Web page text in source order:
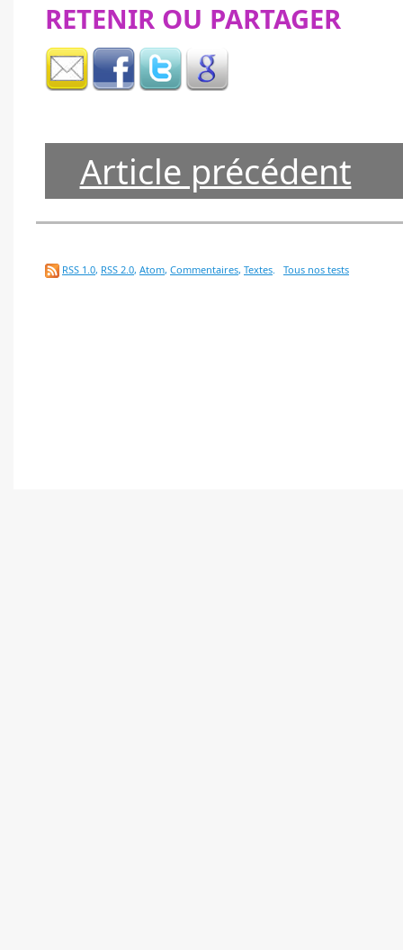
RETENIR OU PARTAGER
Article précédent
RSS 1.0, RSS 2.0, Atom, Commentaires, Textes. Tous nos tests